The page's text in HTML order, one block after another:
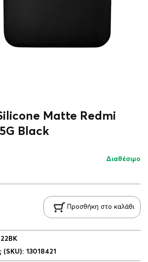
Matte Redmi
Black
Διαθέσιμο
Προσθήκη στο καλάθι
(SKU): 13018421